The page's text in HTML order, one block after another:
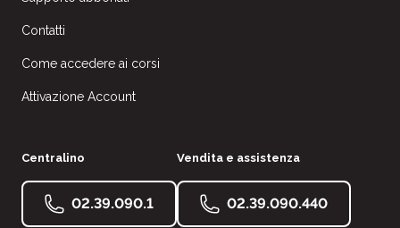
Contatti
Come accedere ai corsi
Attivazione Account
Centralino
02.39.090.1
Vendita e assistenza
02.39.090.440